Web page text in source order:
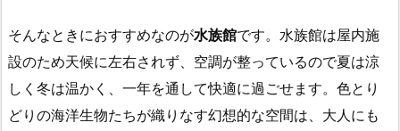
そんなときにおすすめなのが水族館です。水族館は屋内施
設のため天候に左右されず、空調が整っているので夏は涼
しく冬は温かく、一年を通して快適に過ごせます。色とり
どりの海洋生物たちが織りなす幻想的な空間は、大人にも